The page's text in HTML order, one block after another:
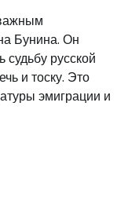
Бунина. Он
судьбу русской
и тоску. Это
эмиграции и